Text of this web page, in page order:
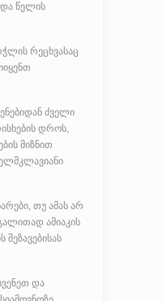
და წელის
რეცხვასაც
ძველი
დროს,
მიზნით
თუ ამას არ
ამიაკის
და